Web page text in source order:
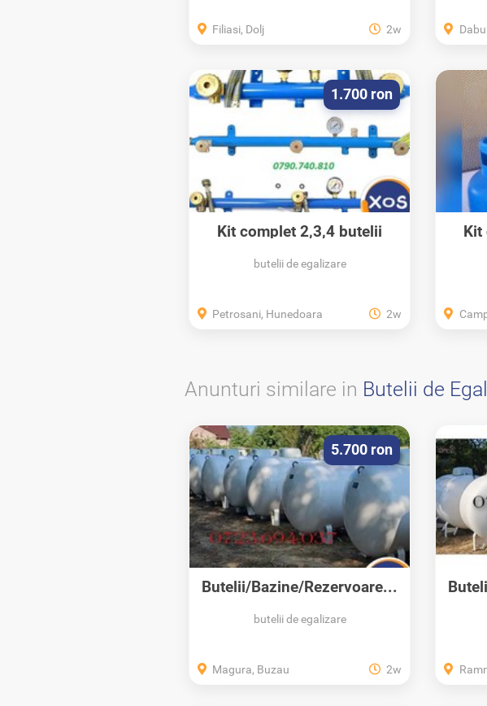
Filiasi, Dolj 2w
Kit complet 2,3,4 butelii
butelii de egalizare
1.700 ron
Petrosani, Hunedoara 2w
Kit
Anunturi similare in Butelii de
Butelii/Bazine/Rezervoare...
butelii de egalizare
5.700 ron
Magura, Buzau 2w